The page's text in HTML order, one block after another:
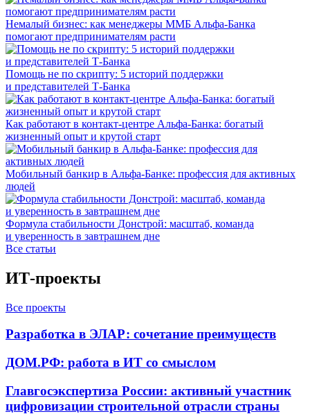
Немалый бизнес: как менеджеры ММБ Альфа-Банка
помогают предпринимателям расти
Помощь не по скрипту: 5 историй поддержки
и представителей Т-Банка
Как работают в контакт-центре Альфа-Банка: богатый
жизненный опыт и крутой старт
Мобильный банкир в Альфа-Банке: профессия для активных
людей
Формула стабильности Донстрой: масштаб, команда
и уверенность в завтрашнем дне
Все статьи
ИТ-проекты
Все проекты
Разработка в ЭЛАР: сочетание преимуществ
ДОМ.РФ: работа в ИТ со смыслом
Главгосэкспертиза России: активный участник
цифровизации строительной отрасли страны